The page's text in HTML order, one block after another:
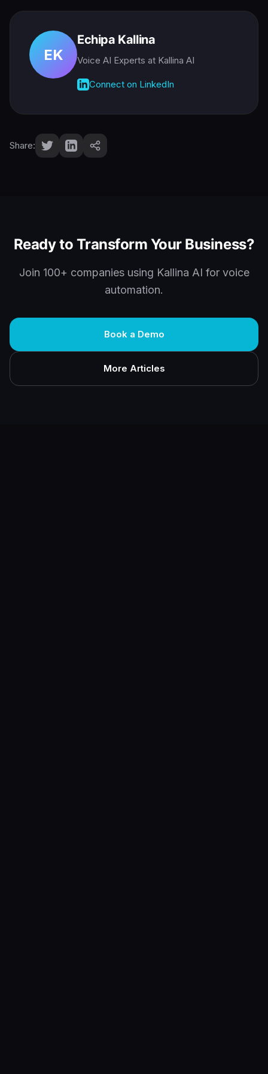
EK
Echipa Kallina
Voice AI Experts at Kallina AI
Connect on LinkedIn
Share:
Ready to Transform Your Business?
Join 100+ companies using Kallina AI for voice
automation.
Book a Demo
More Articles